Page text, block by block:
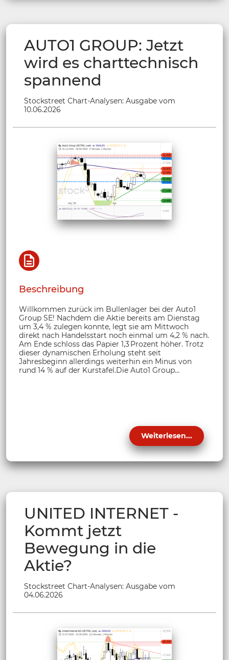
AUTO1 GROUP: Jetzt
wird es charttechnisch
spannend
Stockstreet Chart-Analysen: Ausgabe vom
10.06.2026
Beschreibung
Willkommen zurück im Bullenlager bei der Auto1
Group SE! Nachdem die Aktie bereits am Dienstag
um 3,4 % zulegen konnte, legt sie am Mittwoch
direkt nach Handelsstart noch einmal um 4,2 % nach.
Am Ende schloss das Papier 1,3 Prozent höher. Trotz
dieser dynamischen Erholung steht seit
Jahresbeginn allerdings weiterhin ein Minus von
rund 14 % auf der Kurstafel.Die Auto1 Group...
Weiterlesen...
UNITED INTERNET -
Kommt jetzt
Bewegung in die
Aktie?
Stockstreet Chart-Analysen: Ausgabe vom
04.06.2026